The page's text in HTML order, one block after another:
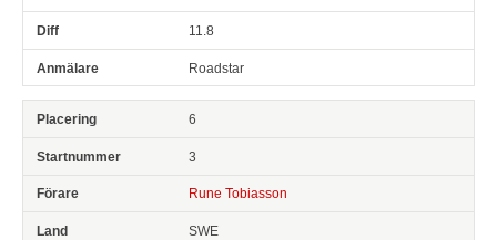
11.8
Roadstar
6
3
Rune Tobiasson
SWE